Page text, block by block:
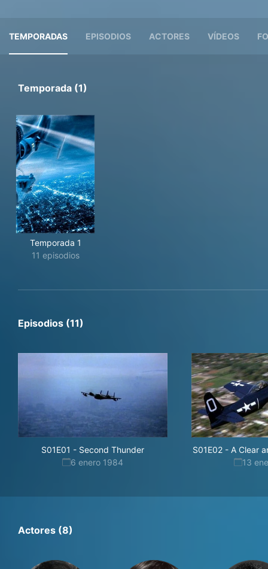
TEMPORADAS EPISODIOS ACTORES VÍDEOS
Temporada (1)
Temporada 1
11 episodios
Episodios (11)
S01E01 - Second Thunder
6 enero 1984
S01E02 - A Clear
13
Actores (8)